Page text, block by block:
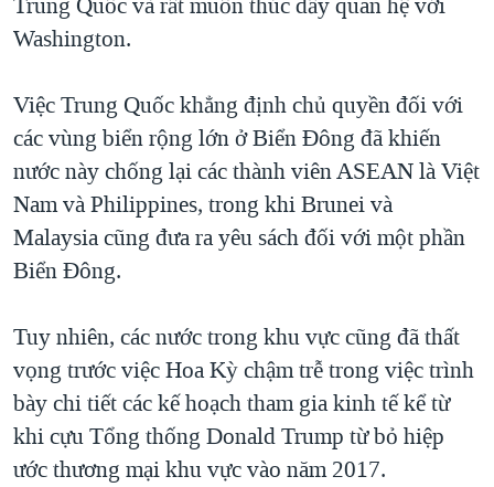
Washington.
Việc Trung Quốc khẳng định chủ quyền đối với
các vùng biển rộng lớn ở Biển Đông đã khiến
nước này chống lại các thành viên ASEAN là Việt
Nam và Philippines, trong khi Brunei và
Malaysia cũng đưa ra yêu sách đối với một phần
Biển Đông.
Tuy nhiên, các nước trong khu vực cũng đã thất
vọng trước việc Hoa Kỳ chậm trễ trong việc trình
bày chi tiết các kế hoạch tham gia kinh tế kể từ
khi cựu Tổng thống Donald Trump từ bỏ hiệp
ước thương mại khu vực vào năm 2017.